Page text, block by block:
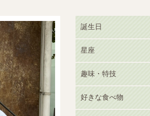
誕生日
星座
趣味・特技
好きな食べ物